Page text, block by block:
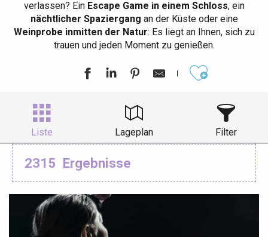
verlassen? EinEscape Game in einem Schloss, ein
nächtlicher Spaziergang an der Küste oder eine
Weinprobe inmitten der Natur: Es liegt an Ihnen, sich zu
trauen und jeden Moment zu genießen.
Liste Lageplan Filter
2315 Ergebnisse